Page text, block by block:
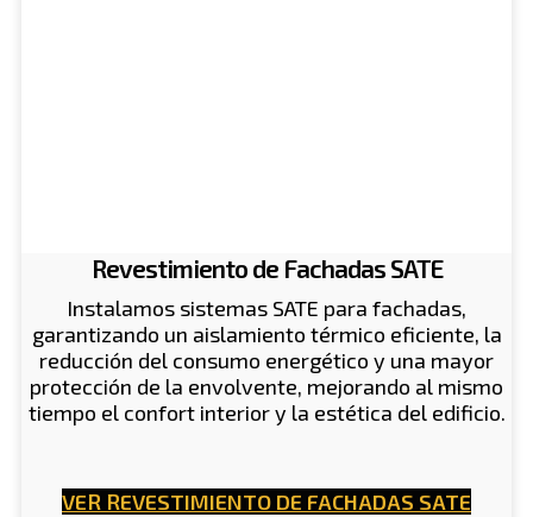
Revestimiento de Fachadas SATE
Instalamos sistemas SATE para fachadas,
garantizando un aislamiento térmico eficiente, la
reducción del consumo energético y una mayor
protección de la envolvente, mejorando al mismo
tiempo el confort interior y la estética del edificio.
VER REVESTIMIENTO DE FACHADAS SATE